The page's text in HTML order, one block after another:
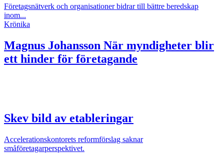
Företagsnätverk och organisationer bidrar till bättre beredskap
inom...
Krönika
Magnus Johansson När myndigheter blir
ett hinder för företagande
Skev bild av etableringar
Accelerationskontorets reformförslag saknar
småföretagarperspektivet.